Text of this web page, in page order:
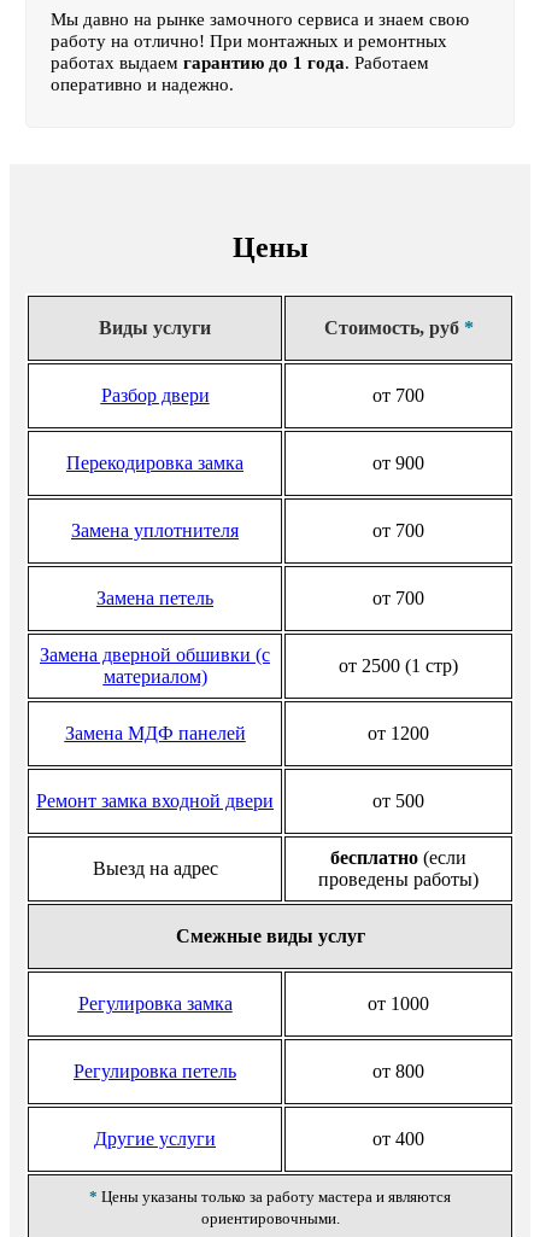
Мы давно на рынке замочного сервиса и знаем свою
работу на отлично! При монтажных и ремонтных
работах выдаем гарантию до 1 года. Работаем
оперативно и надежно.
Цены
Виды услуги Стоимость, руб *
Разбор двери от 700
Перекодировка замка от 900
Замена уплотнителя от 700
Замена петель от 700
Замена дверной обшивки (с
материалом)
от 2500 (1 стр)
Замена МДФ панелей от 1200
Ремонт замка входной двери от 500
Выезд на адрес
бесплатно (если
проведены работы)
Смежные виды услуг
Регулировка замка от 1000
Регулировка петель от 800
Другие услуги от 400
* Цены указаны только за работу мастера и являются
ориентировочными.